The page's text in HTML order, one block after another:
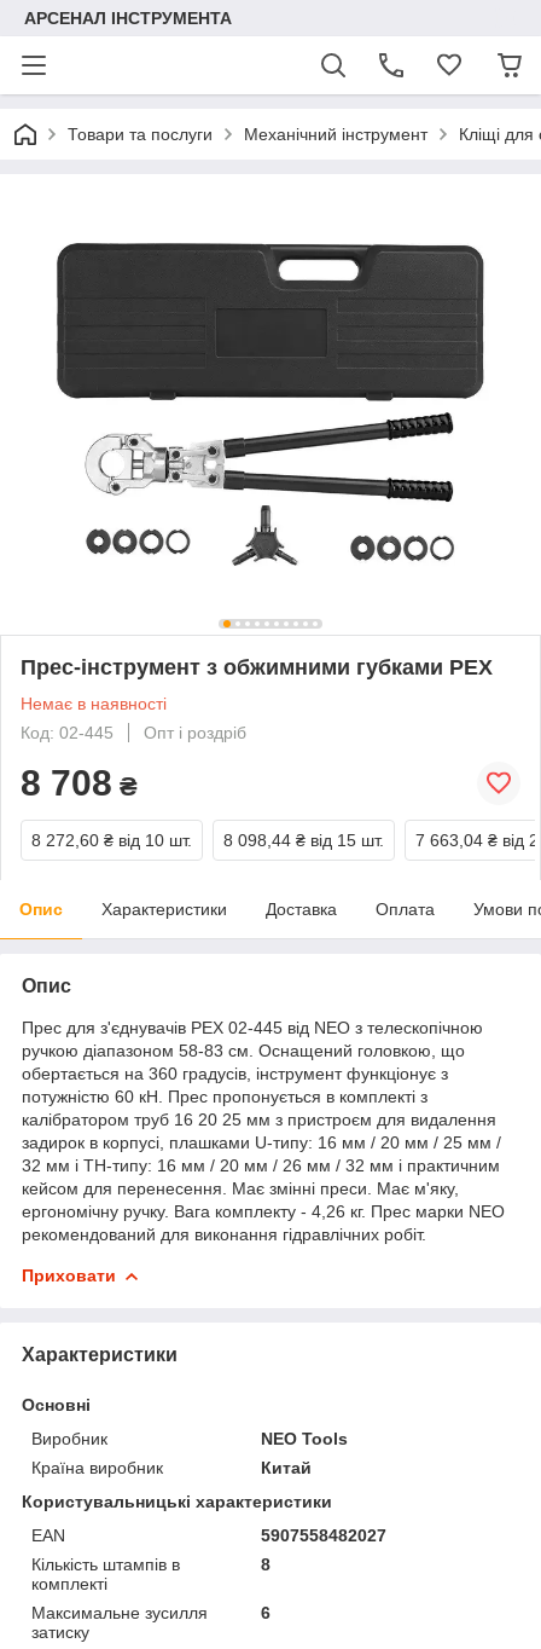
АРСЕНАЛ ІНСТРУМЕНТА
Товари та послуги Механічний інструмент Кліщі
Прес-інструмент з обжимними губками PEX
Немає в наявності
Код: 02-445
Опт і роздріб
8 708 ₴
8 272,60 ₴ від 10 шт. 8 098,44 ₴ від 15 шт. 7 663,04 ₴ від
Опис Характеристики Доставка Оплата Умови
Опис
Прес для з'єднувачів PEX 02-445 від NEO з телескопічною
ручкою діапазоном 58-83 см. Оснащений головкою, що
обертається на 360 градусів, інструмент функціонує з
потужністю 60 кН. Прес пропонується в комплекті з
калібратором труб 16 20 25 мм з пристроєм для видалення
задирок в корпусі, плашками U-типу: 16 мм / 20 мм / 25 мм /
32 мм і TH-типу: 16 мм / 20 мм / 26 мм / 32 мм і практичним
кейсом для перенесення. Має змінні преси. Має м'яку,
ергономічну ручку. Вага комплекту - 4,26 кг. Прес марки NEO
рекомендований для виконання гідравлічних робіт.
Приховати
Характеристики
Основні
Виробник
NEO Tools
Країна виробник
Китай
Користувальницькі характеристики
EAN
5907558482027
Кількість штампів в
комплекті
8
Максимальне зусилля
затиску
6